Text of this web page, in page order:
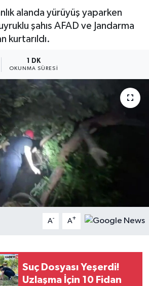
alanda yürüyüş yaparken
şahıs AFAD ve Jandarma
kurtarıldı.
1 DK
OKUNMA SÜRESI
A- A+
Suç Dosyası Yeşerdi!
Uzlaşma İçin 10 Fidan